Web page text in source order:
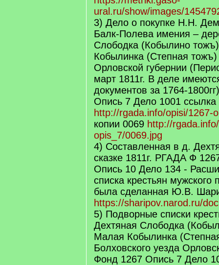
ural.ru/show/images/
3) Дело о покупке Н.Н.
Балк-Полева имения –
Слободка (Кобылино
Кобылинка (Степная тожъ)
Орловской губернии
март 1811г. В деле
документов за 1764-
Опись 7 Дело 1001 ссылка
http://rgada.info/opisi/1267-
копии 0069 http://
opis_7/0069.jpg
4) Составленная в д.
сказке 1811г. РГАДА Ф
Опись 10 Дело 134 -
списка крестьян мужского
была сделанная Ю.В.
https://sharipov.narod.ru/
5) Подворные списки
Дехтяная Слободка
Малая Кобылинка
Болховского уезда
Фонд 1267 Опись 7 Дело